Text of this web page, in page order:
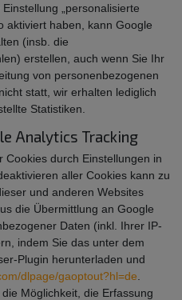
„personalisierte
aktiviert haben, kann Google
(insb. die
erstellen, auch wenn Sie Ihr
von personenbezogenen
statt, wir erhalten lediglich
Statistiken.
Analytics Tracking
Cookies durch Einstellungen in
aller Cookies kann zu
und anderen Websites
die Übermittlung an Google
Daten (inkl. Ihrer IP-
indem Sie das unter dem
Plugin herunterladen und
dlpage/gaoptout?hl=de
Möglichkeit, die Erfassung